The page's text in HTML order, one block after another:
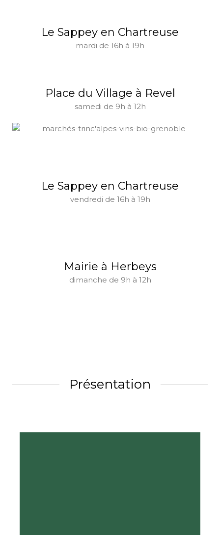
Le Sappey en Chartreuse
mardi de 16h à 19h
Place du Village à Revel
samedi de 9h à 12h
Le Sappey en Chartreuse
vendredi de 16h à 19h
Mairie à Herbeys
dimanche de 9h à 12h
Présentation